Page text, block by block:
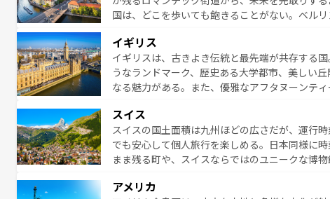
国は、どこを歩いても飽きることがない。ベル
ら地元の人と過ごす楽しい時間は、お酒好きな人にはぜひ
イツ情報はコンテンツ一覧を参照してほしい。
イギリス
イギリスは、古きよき伝統と最先端が共存する
うなランドマーク、歴史ある大学都市、美しい
なる魅力がある。また、優雅なアフタヌーンテ
お、新着のイギリス情報は
スイス
スイスの国土面積は九州ほどの広さだが、運行
でも安心して個人旅行を楽しめる。日本同様に
まま残る町や、スイスならではのユニークな博
ービスもあり、うまく活用すれば市内交通費無料で観光
アメリカ